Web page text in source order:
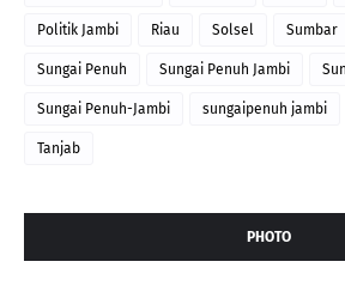
Politik Jambi Riau Solsel Sumbar
Sungai Penuh Sungai Penuh Jambi
Sungai Penuh-Jambi sungaipenuh jambi
Tanjab
PHOTO